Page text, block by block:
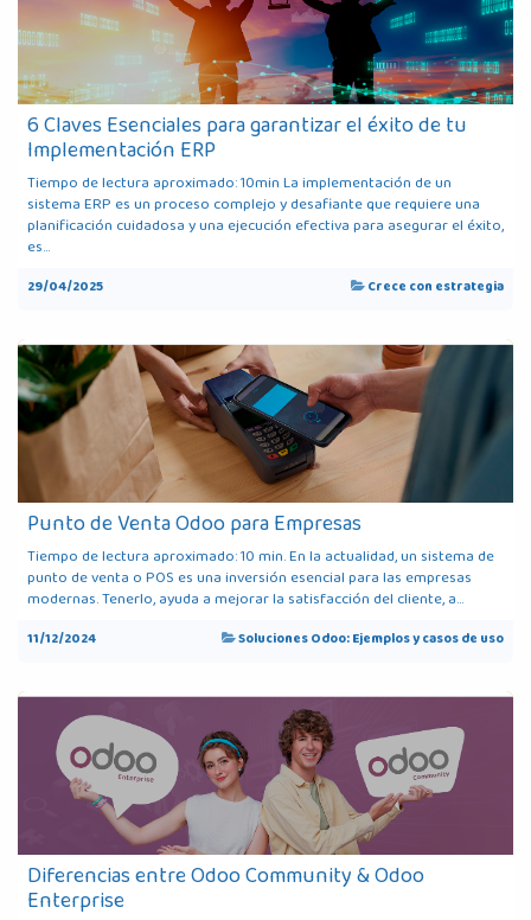
6 Claves Esenciales para garantizar el éxito de tu
Implementación ERP
Tiempo de lectura aproximado: 10min La implementación de un
sistema ERP es un proceso complejo y desafiante que requiere una
planificación cuidadosa y una ejecución efectiva para asegurar el éxito,
es...
29/04/2025 Crece con estrategia
Punto de Venta Odoo para Empresas
Tiempo de lectura aproximado: 10 min. En la actualidad, un sistema de
punto de venta o POS es una inversión esencial para las empresas
modernas. Tenerlo, ayuda a mejorar la satisfacción del cliente, a...
11/12/2024 Soluciones Odoo: Ejemplos y casos de uso
Diferencias entre Odoo Community & Odoo
Enterprise